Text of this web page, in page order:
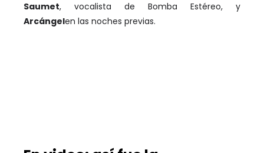
Saumet, vocalista de Bomba Estéreo, y
Arcángelen las noches previas.